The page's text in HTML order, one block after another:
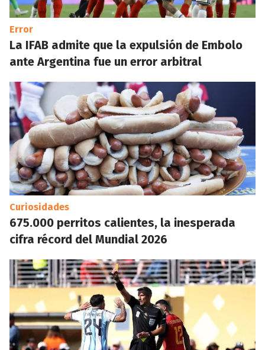
Error
La IFAB admite que la expulsión de Embolo
ante Argentina fue un error arbitral
Curiosidades
675.000 perritos calientes, la inesperada
cifra récord del Mundial 2026